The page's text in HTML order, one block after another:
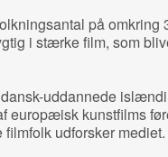
på omkring
i stærke film, som
uddannede
europæisk kunstfilms
udforsker mediet.